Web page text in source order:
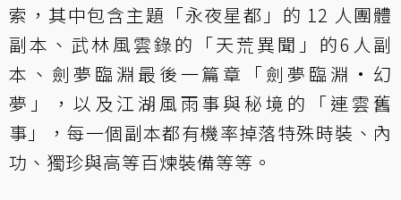
索，其中包含主題「永夜星都」的 12 人團體
副本、武林風雲錄的「天荒異聞」的6人副
本、劍夢臨淵最後一篇章「劍夢臨淵·幻
夢」，以及江湖風雨事與秘境的「連雲舊
事」，每一個副本都有機率掉落特殊時裝、內
功、獨珍與高等百煉裝備等等。